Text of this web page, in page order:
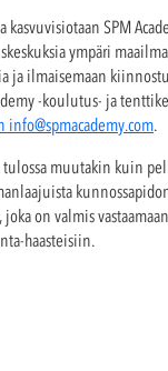
kasvuvisiotaan SPM
ympäri
ja ilmaisemaan
-koulutus- ja
info@spmacademy.com.
tulossa muutakin kuin
on valmis
haasteisiin.